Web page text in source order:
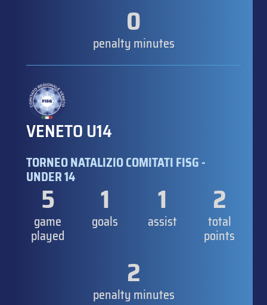
0
penalty minutes
VENETO U14
TORNEO NATALIZIO COMITATI FISG -
UNDER 14
5
game
played
1
goals
1
assist
2
total
points
2
penalty minutes